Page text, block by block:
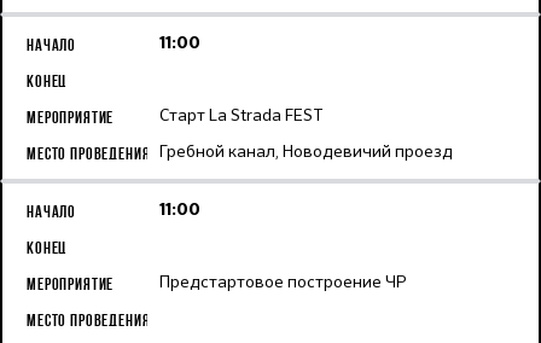
11:00
Старт La Strada FEST
Гребной канал, Новодевичий проезд
11:00
Предстартовое построение ЧР